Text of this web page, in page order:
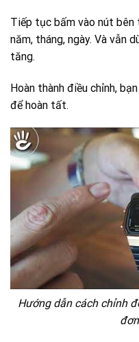
Tiếp tục bấm vào nút
năm, tháng, ngày. Và vẫn
tăng.
Hoàn thành điều chỉnh,
để hoàn tất.
Hướng dẫn cách chỉnh